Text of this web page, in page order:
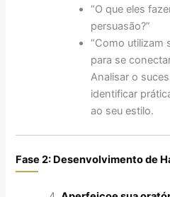
“O que eles
persuasão?”
“Como utilizam
para se
Analisar o
identificar
ao seu estilo.
Fase 2: Desenvolvimento de